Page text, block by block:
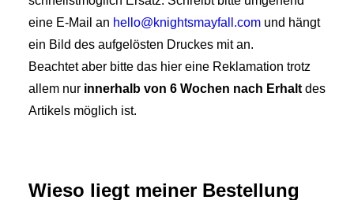
eine E-Mail an hello@knightsmayfall.com und hängt
ein Bild des aufgelösten Druckes mit an.
Beachtet aber bitte das hier eine Reklamation trotz
allem nur innerhalb von 6 Wochen nach Erhalt des
Artikels möglich ist.
Wieso liegt meiner Bestellung